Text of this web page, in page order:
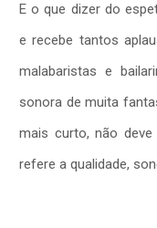
E o que dizer do
e recebe tantos
malabaristas e
sonora de muita
mais curto, não
refere a qualidade,